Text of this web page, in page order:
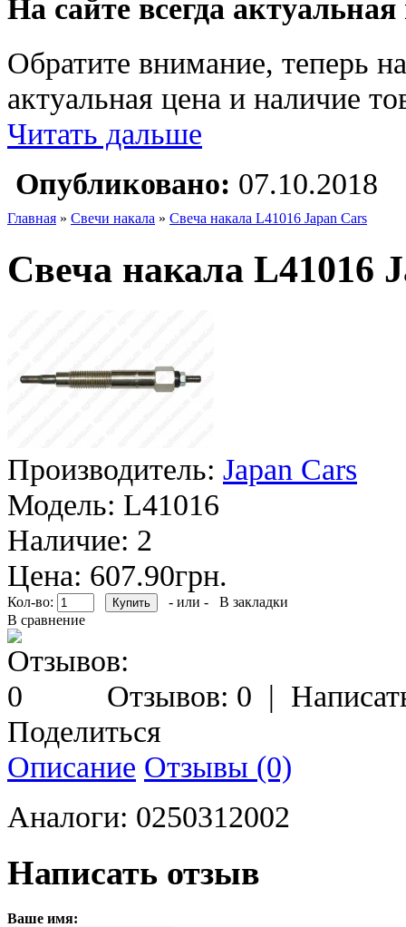
На сайте всегда
Обратите внимание, теперь
актуальная цена и наличие
Читать дальше
Опубликовано: 07.10.2018
Главная » Свечи накала » Свеча накала L41016 Japan Cars
Свеча накала L41016
Производитель: Japan Cars
Модель: L41016
Наличие: 2
Цена: 607.90грн.
Кол-во: - или -
В закладки
В сравнение
Отзывов: 0 |
Поделиться
Описание Отзывы (0)
Аналоги: 0250312002
Написать отзыв
Ваше имя: